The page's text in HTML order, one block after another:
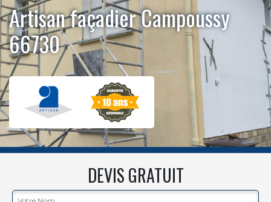
Artisan façadier Campoussy
66730
DEVIS GRATUIT